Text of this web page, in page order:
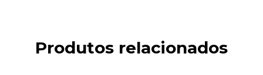
Produtos relacionados